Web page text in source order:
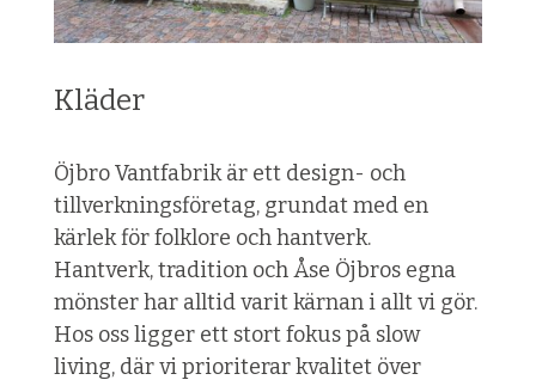
Kläder
Öjbro Vantfabrik är ett design- och
tillverkningsföretag, grundat med en
kärlek för folklore och hantverk.
Hantverk, tradition och Åse Öjbros egna
mönster har alltid varit kärnan i allt vi gör.
Hos oss ligger ett stort fokus på slow
living, där vi prioriterar kvalitet över